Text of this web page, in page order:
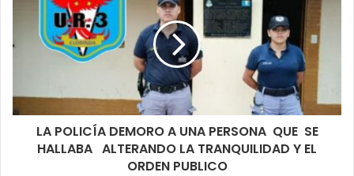
LA POLICÍA DEMORO A UNA PERSONA QUE SE
HALLABA ALTERANDO LA TRANQUILIDAD Y EL
ORDEN PUBLICO